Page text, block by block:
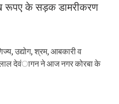
रूपए के सड़क डामरीकरण
उद्योग, श्रम, आबकारी व
देवंागन ने आज नगर कोरबा के